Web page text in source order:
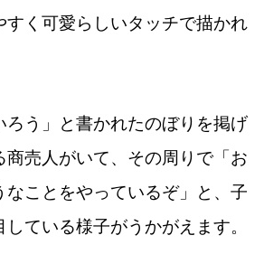
すく可愛らしいタッチで描かれ
ろう」と書かれたのぼりを掲げ
商売人がいて、その周りで「お
なことをやっているぞ」と、子
ている様子がうかがえます。